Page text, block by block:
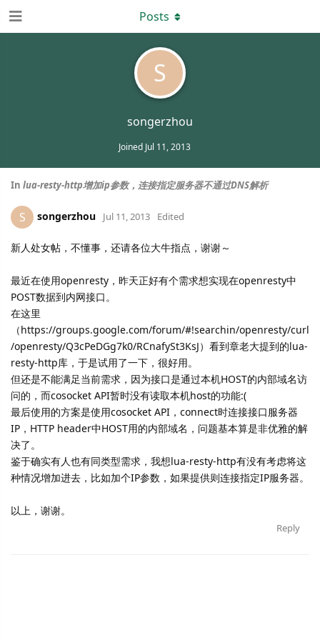
S
songerzhou
Joined Jul 11, 2013
Posts
In lua-resty-http增加ip参数，连接指定服务器不通过DNS解析
S songerzhou Jul 11, 2013 Edited
新人处女帖，不懂事，还请各位大牛指点，谢谢～
最近在使用openresty，昨天正好有个需求想实现在openresty中
POST数据到内网接口。
在这里
（https://groups.google.com/forum/#!searchin/openresty/curl
/openresty/Q3cPeDGg7k0/RCnafySt3KsJ）看到章老大提到的lua-
resty-http库，于是试用了一下，很好用。
但还是不能满足当前需求，因为接口是通过本机HOST的内部域名访
问的，而cosocket API暂时没有读取本机host的功能:(
最后使用的方案是使用cosocket API， connect时连接接口服务器
IP，HTTP header中HOST用的内部域名，问题基本算是非优雅的解
决了。
鉴于确实有人也有同类型需求，我想lua-resty-http有没有考虑将这
种情况增加进去，比如加个IP参数，如果提供则连接指定IP服务器。
以上，谢谢。
Reply